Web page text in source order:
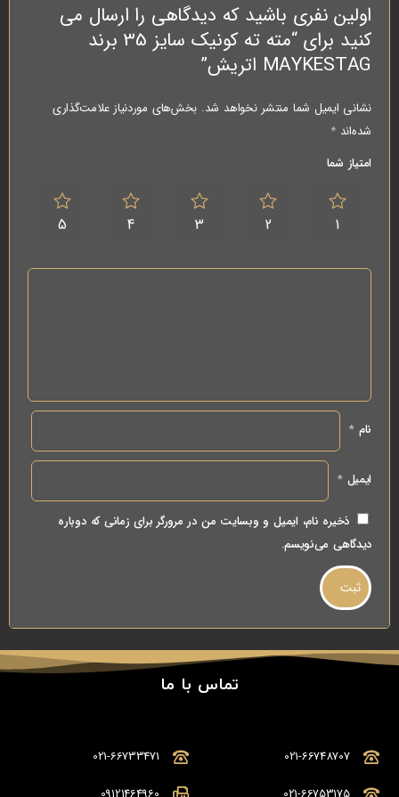
اولین نفری باشید که دیدگاهی را ارسال می
کنید برای “مته ته کونیک سایز 35 برند
MAYKESTAG اتریش”
نشانی ایمیل شما منتشر نخواهد شد. بخش‌های موردنیاز علامت‌گذاری
شده‌اند*
امتیاز شما
1
2
3
4
5
نام*
ایمیل*
ذخیره نام، ایمیل و وبسایت من در مرورگر برای زمانی که دوباره
دیدگاهی می‌نویسم.
تماس با ما
021-66748707
021-66733471